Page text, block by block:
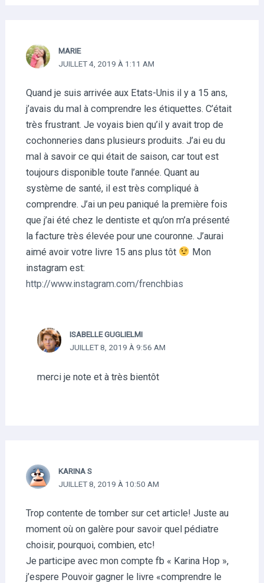
MARIE
JUILLET 4, 2019 À 1:11 AM
Quand je suis arrivée aux Etats-Unis il y a 15 ans,
j’avais du mal à comprendre les étiquettes. C’était
très frustrant. Je voyais bien qu’il y avait trop de
cochonneries dans plusieurs produits. J’ai eu du
mal à savoir ce qui était de saison, car tout est
toujours disponible toute l’année. Quant au
système de santé, il est très compliqué à
comprendre. J’ai un peu paniqué la première fois
que j’ai été chez le dentiste et qu’on m’a présenté
la facture très élevée pour une couronne. J’aurai
aimé avoir votre livre 15 ans plus tôt
Mon
instagram est:
http://www.instagram.com/frenchbias
ISABELLE GUGLIELMI
JUILLET 8, 2019 À 9:56 AM
merci je note et à très bientôt
KARINA S
JUILLET 8, 2019 À 10:50 AM
Trop contente de tomber sur cet article! Juste au
moment où on galère pour savoir quel pédiatre
choisir, pourquoi, combien, etc!
Je participe avec mon compte fb « Karina Hop »,
j’espere Pouvoir gagner le livre «comprendre le